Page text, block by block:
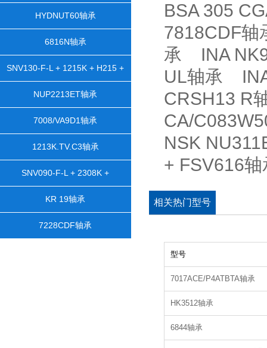
HYDNUT60轴承
6816N轴承
SNV130-F-L + 1215K + H215 +
DH515轴承
NUP2213ET轴承
7008/VA9D1轴承
1213K.TV.C3轴承
SNV090-F-L + 2308K +
H2308X105 + TSV608X105轴承
KR 19轴承
7228CDF轴承
BSA 305
7818CDF
承 INA
UL轴承
CRSH13 R
CA/
NSK
+ FSV616
相关热门型号
型号
7017ACE/P4ATBTA轴承
HK3512轴承
6844轴承